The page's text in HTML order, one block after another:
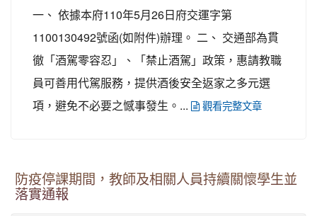
一、 依據本府110年5月26日府交運字第
1100130492號函(如附件)辦理。 二、 交通部為貫
徹「酒駕零容忍」、「禁止酒駕」政策，惠請教職
員可善用代駕服務，提供酒後安全返家之多元選
項，避免不必要之憾事發生。...
觀看完整文章
防疫停課期間，教師及相關人員持續關懷學生並
落實通報